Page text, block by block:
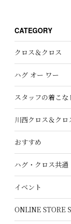
CATEGORY
クロス＆クロス
ハグ オー ワー
スタッフの着こな
川西クロス＆クロ
おすすめ
ハグ・クロス共通
イベント
ONLINE STORE